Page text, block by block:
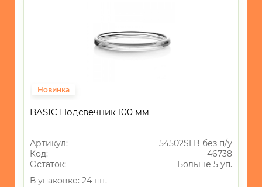
Новинка
BASIC Подсвечник 100 мм
Артикул:
54502SLB без п/у
Код:
46738
Остаток:
Больше 5 уп.
В упаковке: 24 шт.